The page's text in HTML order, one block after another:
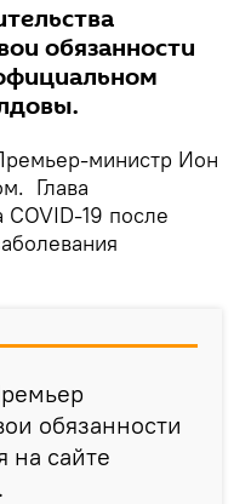
обязанности
министр Ион
Глава
COVID-19 после
обязанности
на сайте